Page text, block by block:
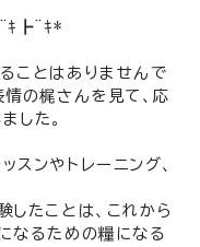
ｷ┣¨ｷ*
ことはありませんで
情の梶さんを見て、応
した。
スンやトレーニング、
したことは、これから
なるための糧になる